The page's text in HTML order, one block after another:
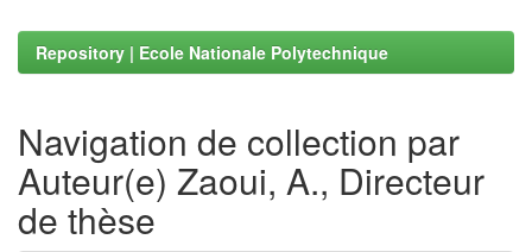
Repository | Ecole Nationale Polytechnique
Navigation de collection par
Auteur(e) Zaoui, A., Directeur
de thèse